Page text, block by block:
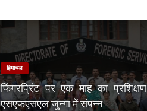
हिमाचल
फिंगरप्रिंट पर एक माह का प्रशिक्षण
एसएफएसएल जुन्गा में संपन्न